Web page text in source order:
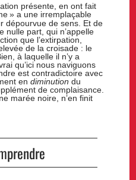
présente, en ont fait
» a une irremplaçable
dépourvue de sens. Et de
nulle part, qui n’appelle
que l’extirpation,
de la croisade : le
à laquelle il n’y a
qu’ici nous naviguons
est contradictoire avec
endiminution du
de complaisance.
marée noire, n’en finit